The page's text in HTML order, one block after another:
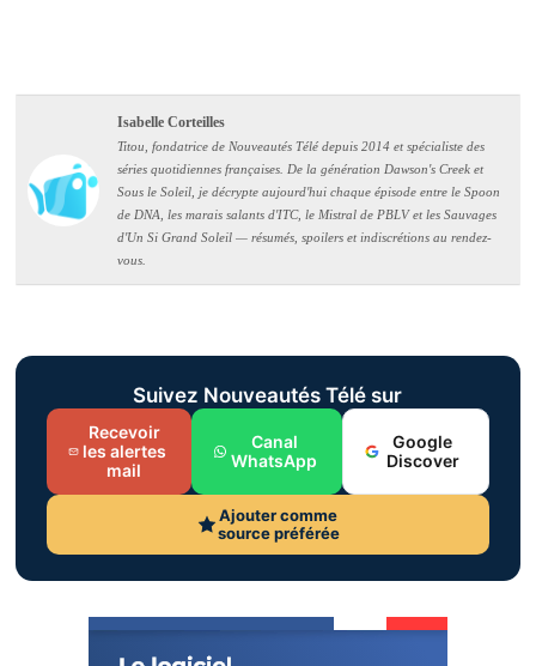
Isabelle Corteilles
Titou, fondatrice de Nouveautés Télé depuis 2014 et spécialiste des
séries quotidiennes françaises. De la génération Dawson's Creek et
Sous le Soleil, je décrypte aujourd'hui chaque épisode entre le Spoon
de DNA, les marais salants d'ITC, le Mistral de PBLV et les Sauvages
d'Un Si Grand Soleil — résumés, spoilers et indiscrétions au rendez-
vous.
Suivez Nouveautés Télé sur
Recevoir
les alertes
mail
Canal
WhatsApp
Google
Discover
Ajouter comme
source préférée